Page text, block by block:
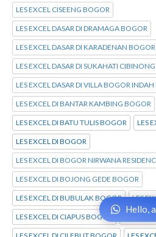
LES EXCEL CISEENG BOGOR
LES EXCEL DASAR DI DRAMAGA BOGOR
LES EXCEL DASAR DI KARADENAN BOGOR
LES EXCEL DASAR DI SUKAHATI CIBINONG
LES EXCEL DASAR DI VILLA BOGOR
LES EXCEL DI BANTAR KAMBING BOGOR
LES EXCEL DI BATU TULIS BOGOR LES
LES EXCEL DI BOGOR
LES EXCEL DI BOGOR NIRWANA
LES EXCEL DI BOJONG GEDE BOGOR
LES EXCEL DI BUBULAK BOGOR LES
LES EXCEL DI CIAPUS BOGOR LES
Hello,